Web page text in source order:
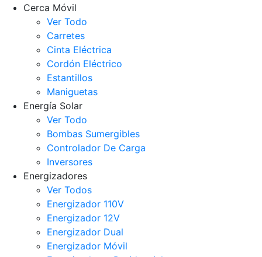
Cerca Móvil
Ver Todo
Carretes
Cinta Eléctrica
Cordón Eléctrico
Estantillos
Maniguetas
Energía Solar
Ver Todo
Bombas Sumergibles
Controlador De Carga
Inversores
Energizadores
Ver Todos
Energizador 110V
Energizador 12V
Energizador Dual
Energizador Móvil